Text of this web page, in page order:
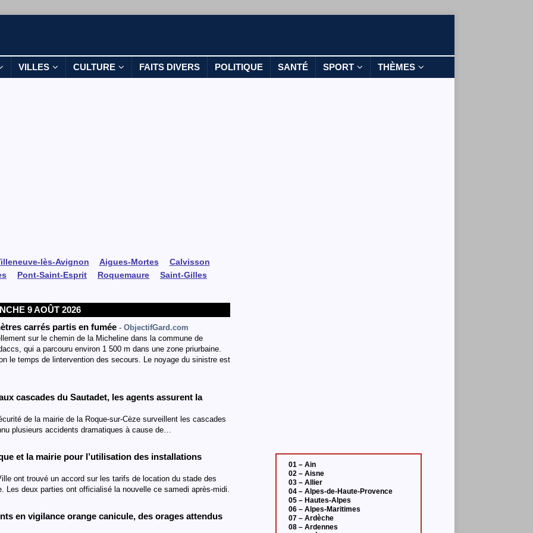
VILLES CULTURE FAITS DIVERS POLITIQUE SANTÉ SPORT THÈMES
lès-Avignon Aigues-Mortes
Calvisson
Pont-Saint-Esprit Roquemaure Saint-Gilles
9 AOÛT 2026
carrés partis en fumée - ObjectifGard.com
sur le chemin de la Micheline dans la commune de
qui a parcouru environ 1 500 m dans une zone priurbaine.
le temps de lintervention des secours. Le noyage du sinistre est
cascades du Sautadet, les agents assurent la
de la mairie de la Roque-sur-Cèze surveillent les cascades
plusieurs accidents dramatiques à cause de…
et la mairie pour l’utilisation des installations
ont trouvé un accord sur les tarifs de location du stade des
Les deux parties ont officialisé la nouvelle ce samedi après-midi.
en vigilance orange canicule, des orages attendus
01 – Ain
02 – Aisne
03 – Allier
04 – Alpes-de-Haute-Provence
05 – Hautes-Alpes
06 – Alpes-Maritimes
07 – Ardèche
08 – Ardennes